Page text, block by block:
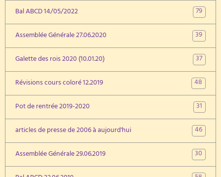
Bal ABCD 14/05/2022
79
Assemblée Générale 27.06.2020
39
Galette des rois 2020 (10.01.20)
37
Révisions cours coloré 12.2019
48
Pot de rentrée 2019-2020
31
articles de presse de 2006 à aujourd'hui
46
Assemblée Générale 29.06.2019
30